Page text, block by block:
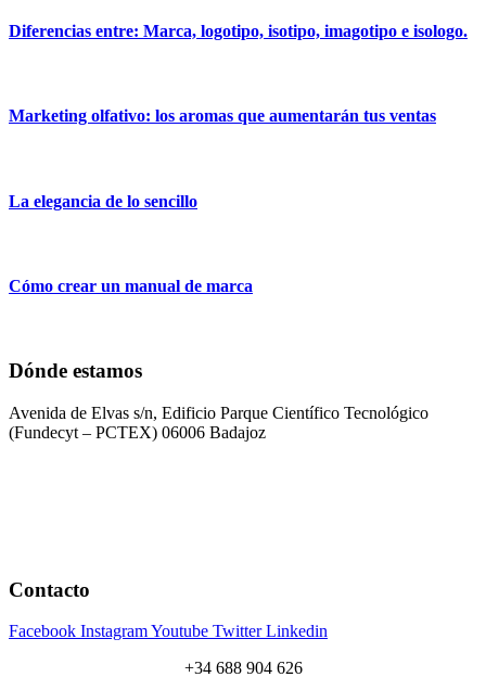
Diferencias entre: Marca, logotipo, isotipo, imagotipo e isologo.
Marketing olfativo: los aromas que aumentarán tus ventas
La elegancia de lo sencillo
Cómo crear un manual de marca
Dónde estamos
Avenida de Elvas s/n, Edificio Parque Científico Tecnológico
(Fundecyt – PCTEX) 06006 Badajoz
Contacto
Facebook InstagramYoutube Twitter Linkedin
+34 688 904 626